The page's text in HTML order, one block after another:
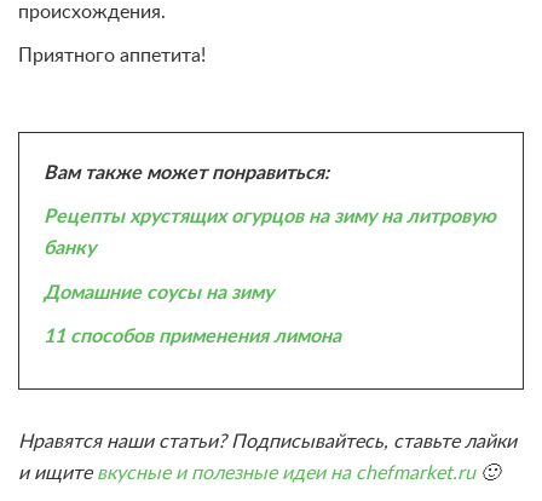
происхождения.
Приятного аппетита!
Вам также может понравиться:
Рецепты хрустящих огурцов на зиму на литровую
банку
Домашние соусы на зиму
11 способов применения лимона
Нравятся наши статьи? Подписывайтесь, ставьте лайки
и ищите вкусные и полезные идеи на chefmarket.ru 🙂